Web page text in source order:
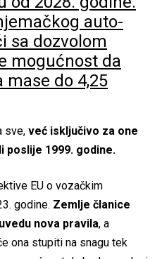
auto-
sa dozvolom
mogućnost da
do 4,25
sve, već isključivo za one
poslije 1999. godine.
EU o vozačkim
godine. Zemlje članice
nova pravila, a
ona stupiti na snagu tek